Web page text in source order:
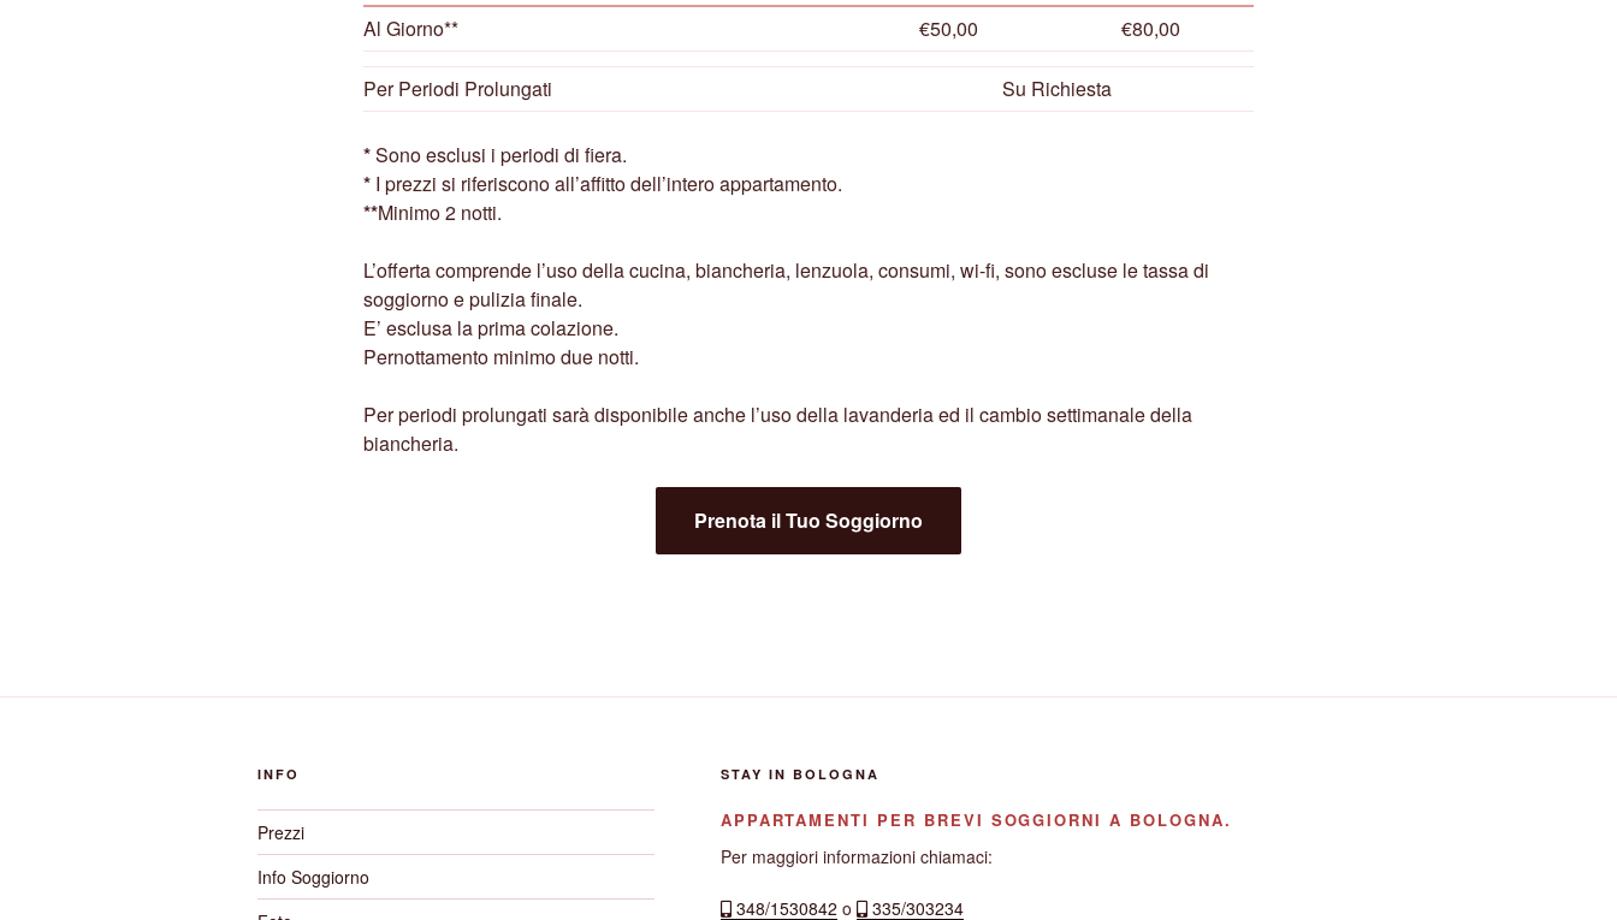
Al Giorno**
€50,00 €80,00
Per Periodi Prolungati Su Richiesta
*Sono esclusi i periodi di fiera.
* I prezzi si riferiscono all’affitto dell’intero appartamento.
**Minimo 2 notti.
L’offerta comprende l’uso della cucina, biancheria, lenzuola, consumi, wi-fi, sono escluse le tassa di
soggiorno e pulizia finale.
E’ esclusa la prima colazione.
Pernottamento minimo due notti.
Per periodi prolungati sarà disponibile anche l’uso della lavanderia ed il cambio settimanale della
biancheria.
Prenota il Tuo Soggiorno
INFO
Prezzi
Info Soggiorno
STAY IN BOLOGNA
APPARTAMENTI PER BREVI SOGGIORNI A BOLOGNA.
Per maggiori informazioni chiamaci:
348/1530842 o 335/303234